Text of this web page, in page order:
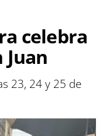
celebra
Juan
23, 24 y 25 de